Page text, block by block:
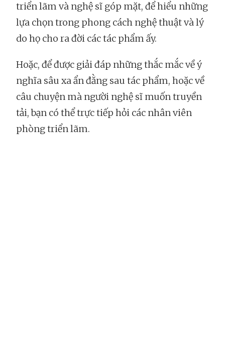
triển lãm và nghệ sĩ góp mặt, để hiểu những
lựa chọn trong phong cách nghệ thuật và lý
do họ cho ra đời các tác phẩm ấy.
Hoặc, để được giải đáp những thắc mắc về ý
nghĩa sâu xa ẩn đằng sau tác phẩm, hoặc về
câu chuyện mà người nghệ sĩ muốn truyền
tải, bạn có thể trực tiếp hỏi các nhân viên
phòng triển lãm.